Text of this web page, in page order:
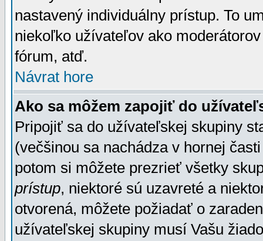
nastavený individuálny prístup. To
niekoľko užívateľov ako
fórum, atď.
Návrat hore
Ako sa môžem zapojiť do
Pripojiť sa do užívateľskej skupiny
(večšinou sa nachádza v hornej
potom si môžete prezrieť všetky
prístup, niektoré sú uzavreté a
otvorená, môžete požiadať o
užívateľskej skupiny musí Vašu